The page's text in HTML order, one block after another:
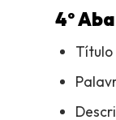
4º
Título